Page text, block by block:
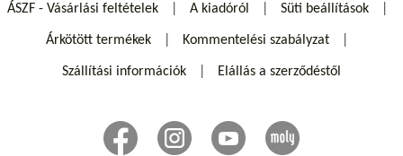
ÁSZF - Vásárlási feltételek A kiadóról Süti beállítások
Árkötött termékek Kommentelési szabályzat
Szállítási információk Elállás a szerződéstől